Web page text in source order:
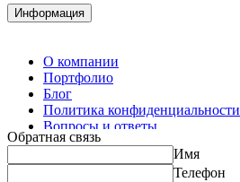
Комплектация металлопроката
Изготовление винтовых свай
Информация
О компании
Портфолио
Блог
Политика конфиденциальности
Вопросы и ответы
Контакты
Обратная связь
Имя
Телефон